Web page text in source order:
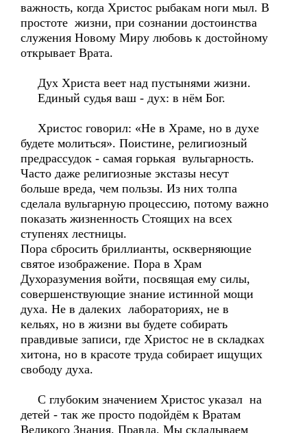
важность, когда Христос рыбакам ноги мыл. В
простоте жизни, при сознании достоинства
служения Новому Миру любовь к достойному
открывает Врата.
Дух Христа веет над пустынями жизни.
Единый судья ваш - дух: в нём Бог.
Христос говорил: «Не в Храме, но в духе
будете молиться». Поистине, религиозный
предрассудок - самая горькая вульгарность.
Часто даже религиозные экстазы несут
больше вреда, чем пользы. Из них толпа
сделала вульгарную процессию, потому важно
показать жизненность Стоящих на всех
ступенях лестницы.
Пора сбросить бриллианты, оскверняющие
святое изображение. Пора в Храм
Духоразумения войти, посвящая ему силы,
совершенствующие знание истинной мощи
духа. Не в далеких лабораториях, не в
кельях, но в жизни вы будете собирать
правдивые записи, где Христос не в складках
хитона, но в красоте труда собирает ищущих
свободу духа.
С глубоким значением Христос указал на
детей - так же просто подойдём к Вратам
Великого Знания. Правда, Мы складываем